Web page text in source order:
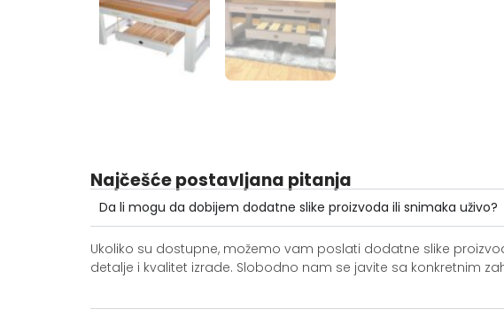
Najčešće postavljana pitanja
Da li mogu da dobijem dodatne slike proizvoda ili snimaka uživo?
Ukoliko su dostupne, možemo vam poslati dodatne slike
detalje i kvalitet izrade. Slobodno nam se javite sa konkretnim